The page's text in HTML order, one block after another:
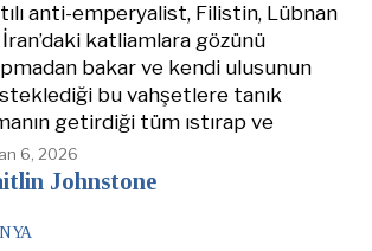
anti-emperyalist, Filistin, Lübnan
katliamlara gözünü
bakar ve kendi ulusunun
bu vahşetlere tanık
getirdiği tüm ıstırap ve
6, 2026
Johnstone